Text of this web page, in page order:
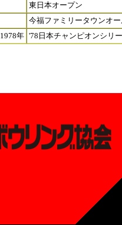
東日本オープン
今福ファミリータウンオ
1978年 '78日本チャンピオンシリ